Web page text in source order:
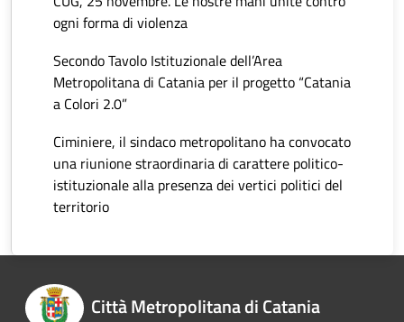
ogni forma di violenza
Secondo Tavolo Istituzionale dell’Area
Metropolitana di Catania per il progetto “Catania
a Colori 2.0”
Ciminiere, il sindaco metropolitano ha convocato
una riunione straordinaria di carattere politico-
istituzionale alla presenza dei vertici politici del
territorio
Città Metropolitana di Catania